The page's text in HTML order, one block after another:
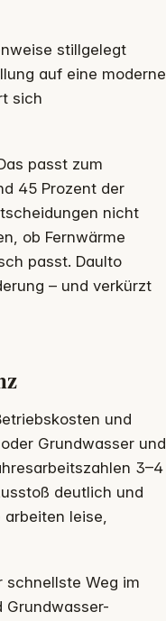
stillgelegt
auf eine moderne
sich
passt zum
45 Prozent der
nicht
ob Fernwärme
passt. Daulto
– und verkürzt
und
Grundwasser und
3–4
deutlich und
leise,
schnellste Weg im
Grundwasser-